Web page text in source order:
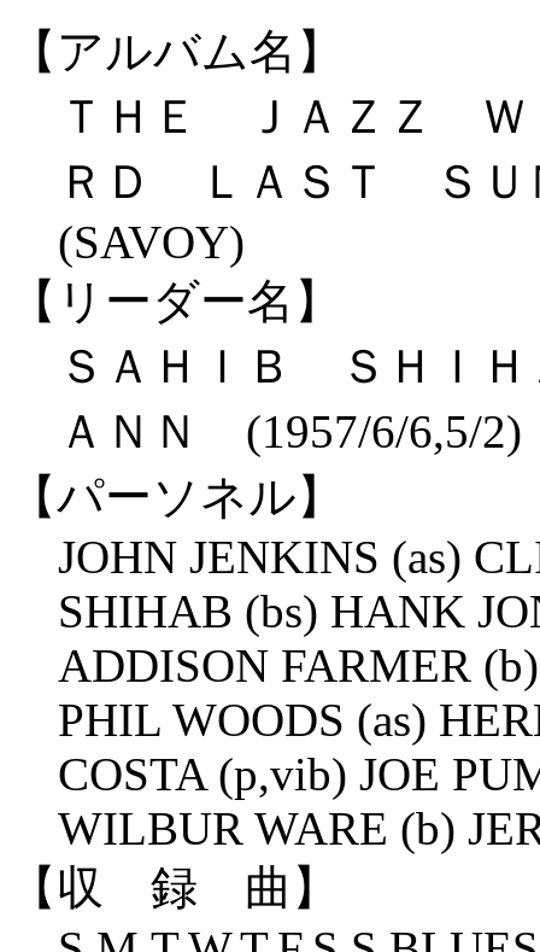
【アルバム名】
ＴＨＥ ＪＡＺＺ
ＲＤ ＬＡＳＴ Ｓ
(SAVOY)
【リーダー名】
ＳＡＨＩＢ ＳＨＩ
ＡＮＮ (1957/6/6,5/2)
【パーソネル】
JOHN JENKINS (as)
SHIHAB (bs) HANK
ADDISON FARMER
PHIL WOODS (as)
COSTA (p,vib) JOE
WILBUR WARE (b)
【収 録 曲】